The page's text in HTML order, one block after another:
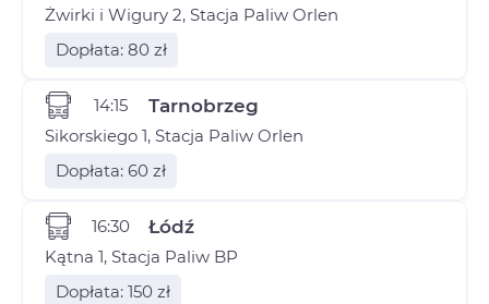
Żwirki i Wigury 2, Stacja Paliw Orlen
Dopłata: 80 zł
14:15 Tarnobrzeg
Sikorskiego 1, Stacja Paliw Orlen
Dopłata: 60 zł
16:30 Łódź
Kątna 1, Stacja Paliw BP
Dopłata: 150 zł